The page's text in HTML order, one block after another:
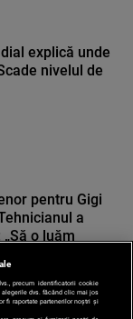
explică unde
nivelul de
pentru Gigi
a
o luăm
precum identificatorii cookie
alegerile dvs. făcând clic mai jos
fi raportate partenerilor noștri și